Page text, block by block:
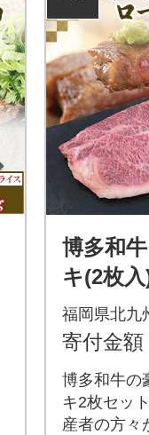
博多和
キ(2枚
福岡県北九
寄付金額
博多和牛の
キ2枚セッ
産者の方々